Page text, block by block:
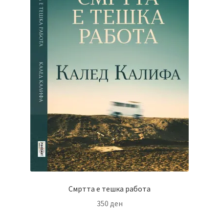
Смртта е тешка работа
350 ден